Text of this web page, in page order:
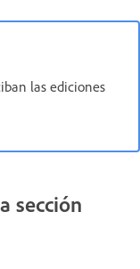
las ediciones
sección